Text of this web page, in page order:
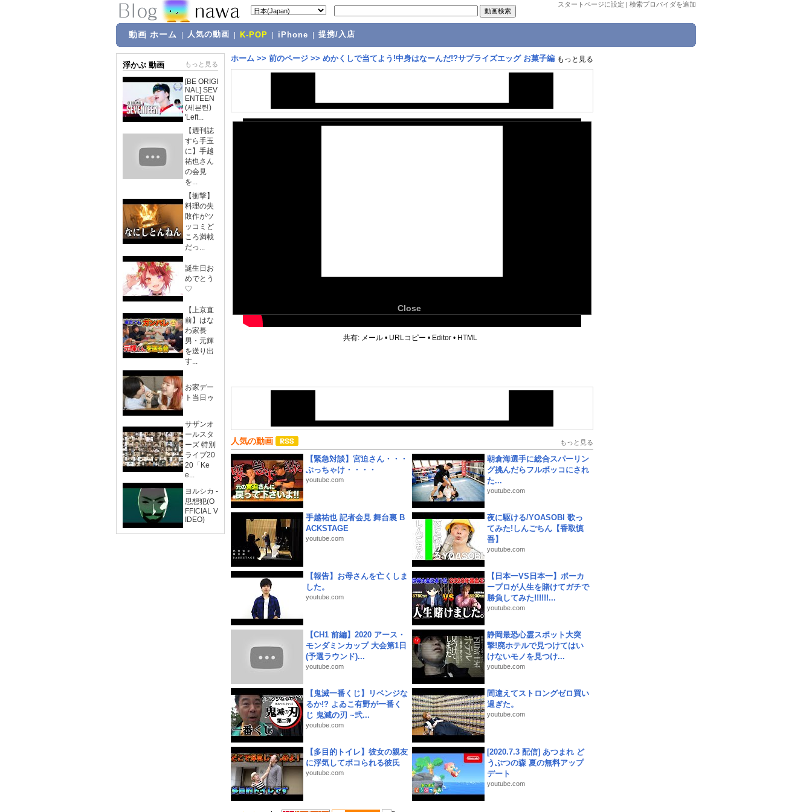
スタートページに設定 | 検索プロバイダを追加
動画 ホーム 人気の動画 K-POP iPhone 提携/入店
浮かぶ 動画 もっと見る
[BE ORIGI
NAL] SEV
ENTEEN
(세븐틴)
'Left...
【週刊誌
すら手玉
に】手越
祐也さん
の会見
を...
【衝撃】
料理の失
敗作がツ
ッコミど
ころ満載
だっ...
誕生日お
めでとう
♡
【上京直
前】はな
わ家長
男・元輝
を送り出
す...
お家デー
ト当日ゥ
サザンオ
ールスタ
ーズ 特別
ライブ20
20「Ke
e...
ヨルシカ -
思想犯(O
FFICIAL V
IDEO)
ホーム >> 前のページ >> めかくしで当てよう!中身はなーんだ!?サプライズエッグ お菓子編 もっと見る
Close
共有: メール • URLコピー • Editor • HTML
人気の動画 もっと見る
【緊急対談】宮迫さん・・・
ぶっちゃけ・・・・
youtube.com
朝倉海選手に総合スパーリン
グ挑んだらフルボッコにされ
た...
youtube.com
手越祐也 記者会見 舞台裏 B
ACKSTAGE
youtube.com
夜に駆ける/YOASOBI 歌っ
てみた!しんごちん【香取慎
吾】
youtube.com
【報告】お母さんを亡くしま
した。
youtube.com
【日本一VS日本一】ポーカ
ープロが人生を賭けてガチで
勝負してみた!!!!!!...
youtube.com
【CH1 前編】2020 アース・
モンダミンカップ 大会第1日
(予選ラウンド)...
youtube.com
静岡最恐心霊スポット大突
撃!廃ホテルで見つけてはい
けないモノを見つけ...
youtube.com
【鬼滅一番くじ】リベンジな
るか!? よゐこ有野が一番く
じ 鬼滅の刃 ~弐...
youtube.com
間違えてストロングゼロ買い
過ぎた。
youtube.com
【多目的トイレ】彼女の親友
に浮気してボコられる彼氏
youtube.com
[2020.7.3 配信] あつまれ ど
うぶつの森 夏の無料アップ
デート
youtube.com